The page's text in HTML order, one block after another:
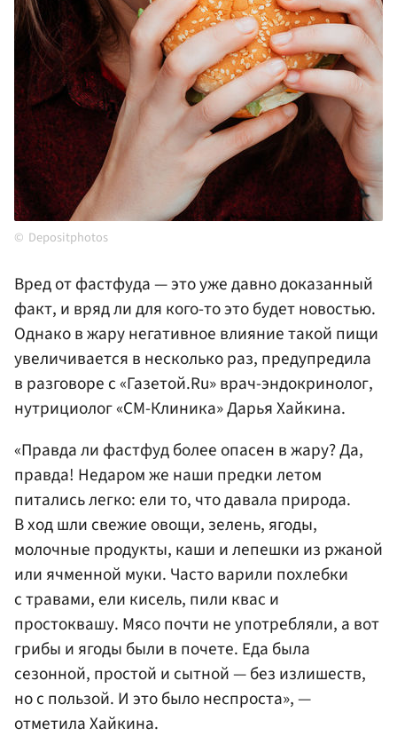
Depositphotos
Вред от фастфуда — это уже давно доказанный
факт, и вряд ли для кого-то это будет новостью.
Однако в жару негативное влияние такой пищи
увеличивается в несколько раз, предупредила
в разговоре с «Газетой.Ru» врач-эндокринолог,
нутрициолог «СМ-Клиника» Дарья Хайкина.
«Правда ли фастфуд более опасен в жару? Да,
правда! Недаром же наши предки летом
питались легко: ели то, что давала природа.
В ход шли свежие овощи, зелень, ягоды,
молочные продукты, каши и лепешки из ржаной
или ячменной муки. Часто варили похлебки
с травами, ели кисель, пили квас и
простоквашу. Мясо почти не употребляли, а вот
грибы и ягоды были в почете. Еда была
сезонной, простой и сытной — без излишеств,
но с пользой. И это было неспроста», —
отметила Хайкина.